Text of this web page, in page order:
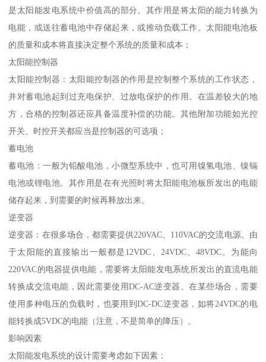
是太阳能发电系统中价值高的部分。其作用是将太阳的能力转换为
电能，或送往蓄电池中存储起来，或推动负载工作。太阳能电池板
的质量和成本将直接决定整个系统的质量和成本；
太阳能控制器
太阳能控制器：太阳能控制器的作用是控制整个系统的工作状态，
并对蓄电池起到过充电保护、过放电保护的作用。在温差较大的地
方，合格的控制器还应具备温度补偿的功能。其他附加功能如光控
开关、时控开关都应当是控制器的可选项；
蓄电池
蓄电池：一般为铅酸电池，小微型系统中，也可用镍氢电池、镍镉
电池或锂电池。其作用是在有光照时将太阳能电池板所发出的电能
储存起来，到需要的时候再释放出来。
逆变器
逆变器：在很多场合，都需要提供220VAC、110VAC的交流电源。由
于太阳能的直接输出一般都是12VDC、24VDC、48VDC。为能向
220VAC的电器提供电能，需要将太阳能发电系统所发出的直流电能
转换成交流电能，因此需要使用DC-AC逆变器。在某些场合，需要
使用多种电压的负载时，也要用到DC-DC逆变器，如将24VDC的电
能转换成5VDC的电能（注意，不是简单的降压）。
影响因素
太阳能发电系统的设计需要考虑如下因素：